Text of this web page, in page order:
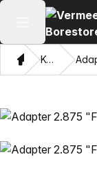
Otwórz menu
DomKatalog